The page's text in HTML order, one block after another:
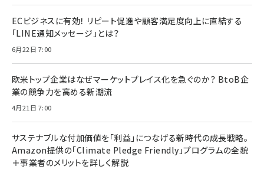
ECビジネスに有効！ リピート促進や顧客満足度向上に直結する
「LINE通知メッセージ」とは？
6月22日 7:00
欧米トップ企業はなぜマーケットプレイス化を急ぐのか？ BtoB企
業の競争力を高める新潮流
4月21日 7:00
サステナブルな付加価値を「利益」につなげる新時代の成長戦略。
Amazon提供の「Climate Pledge Friendly」プログラムの全貌
＋事業者のメリットを詳しく解説